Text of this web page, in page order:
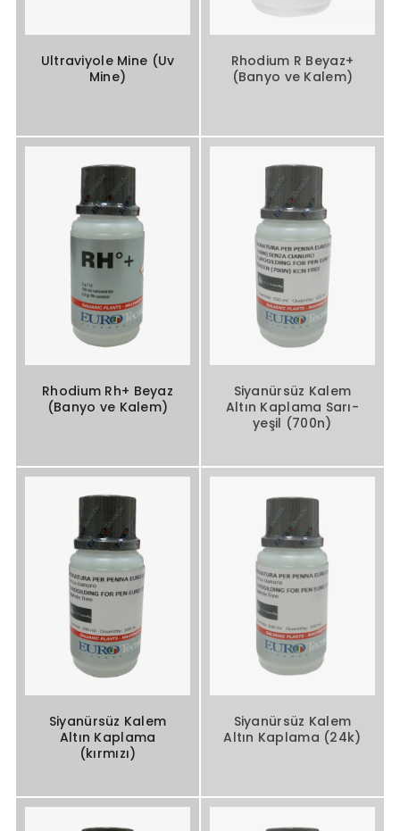
Ultraviyole Mine (Uv
Mine)
Rhodium R Beyaz+
(Banyo ve Kalem)
Rhodium Rh+ Beyaz
(Banyo ve Kalem)
Siyanürsüz Kalem
Altın Kaplama Sarı-
yeşil (700n)
Siyanürsüz Kalem
Altın Kaplama
(kırmızı)
Siyanürsüz Kalem
Altın Kaplama (24k)